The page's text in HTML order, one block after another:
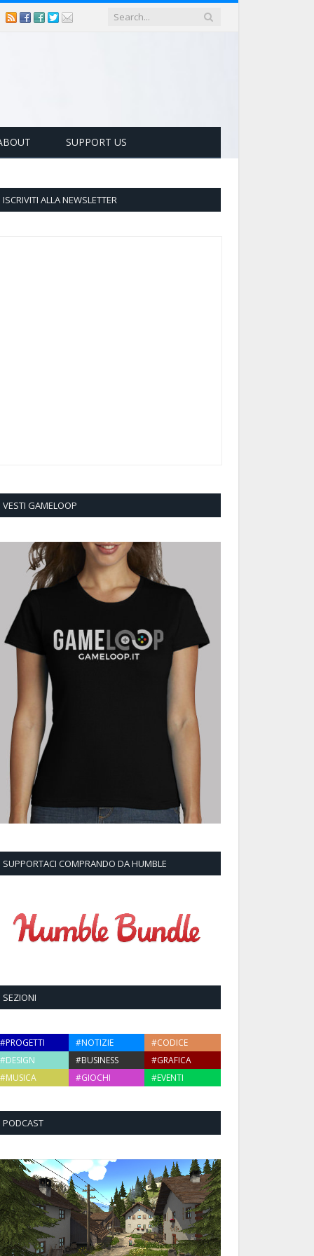
SUPPORT US
ISCRIVITI ALLA NEWSLETTER
VESTI GAMELOOP
SUPPORTACI COMPRANDO DA HUMBLE
SEZIONI
#PROGETTI #NOTIZIE
#CODICE
#DESIGN
#BUSINESS
#GRAFICA
#MUSICA
#GIOCHI #EVENTI
PODCAST